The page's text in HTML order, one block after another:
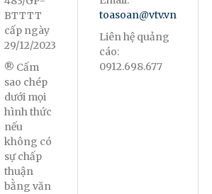
BTTTT
cấp ngày
29/12/2023
® Cấm
sao chép
dưới mọi
hình thức
nếu
không có
sự chấp
thuận
bằng văn
toasoan@vtv.vn
Liên hệ quảng
cáo:
0912.698.677